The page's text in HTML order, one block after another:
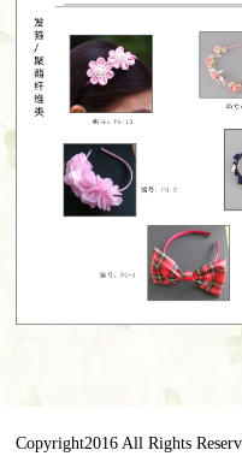
Copyright2016 All Rights